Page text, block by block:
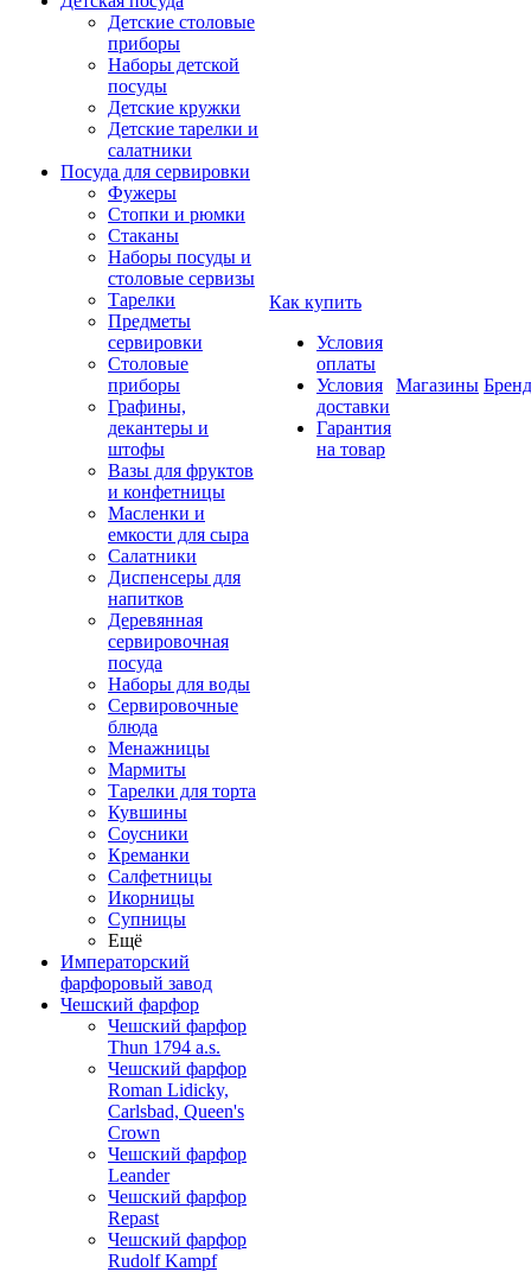
Детские столовые
приборы
Наборы детской
посуды
Детские кружки
Детские тарелки и
салатники
Посуда для сервировки
Фужеры
Стопки и рюмки
Стаканы
Наборы посуды и
столовые сервизы
Тарелки
Предметы
сервировки
Столовые
приборы
Графины,
декантеры и
штофы
Вазы для фруктов
и конфетницы
Масленки и
емкости для сыра
Салатники
Диспенсеры для
напитков
Деревянная
сервировочная
посуда
Наборы для воды
Сервировочные
блюда
Менажницы
Мармиты
Тарелки для торта
Кувшины
Соусники
Креманки
Салфетницы
Икорницы
Супницы
Ещё
Императорский
фарфоровый завод
Чешский фарфор
Чешский фарфор
Thun 1794 a.s.
Чешский фарфор
Roman Lidicky,
Carlsbad, Queen's
Crown
Чешский фарфор
Leander
Чешский фарфор
Repast
Чешский фарфор
Rudolf Kampf
Как купить
Условия
оплаты
Условия
доставки
Гарантия
на товар
Магазины